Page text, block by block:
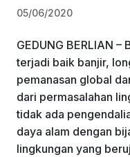
05/06/2020
GEDUNG BERLIAN
terjadi baik banjir,
pemanasan global
dari permasalahan
tidak ada
daya alam dengan
lingkungan yang